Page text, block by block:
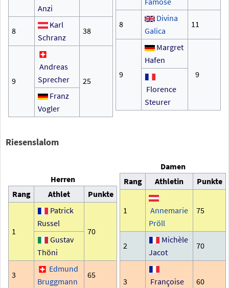
Anzi
8
Karl
Schranz
38
9
Andreas
Sprecher
25
Franz
Vogler
8
Divina
Galica
11
9
Margret
Hafen
9
Florence
Steurer
Riesenslalom
Herren
Rang
Athlet Punkte
1
Patrick
Russel
70
Gustav
Thöni
3
Edmund
Bruggmann
65
Damen
Rang
Athletin Punkte
1
Annemarie
Pröll
75
2
Michèle
Jacot
70
3
Françoise
60